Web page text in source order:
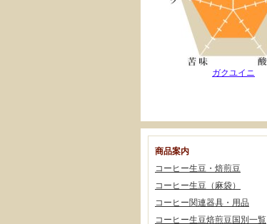
ガクユイニ
商品案内
コーヒー生豆・焙煎豆
コーヒー生豆（麻袋）
コーヒー関連器具・用品
コーヒー生豆焙煎豆国別一覧